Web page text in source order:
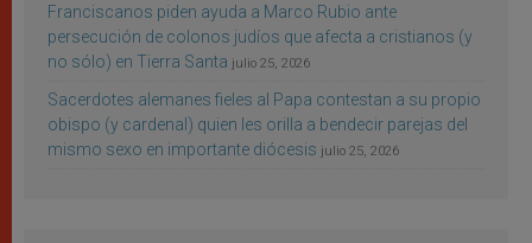
Franciscanos piden ayuda a Marco Rubio ante
persecución de colonos judíos que afecta a cristianos (y
no sólo) en Tierra Santa julio 25, 2026
Sacerdotes alemanes fieles al Papa contestan a su propio
obispo (y cardenal) quien les orilla a bendecir parejas del
mismo sexo en importante diócesis julio 25, 2026